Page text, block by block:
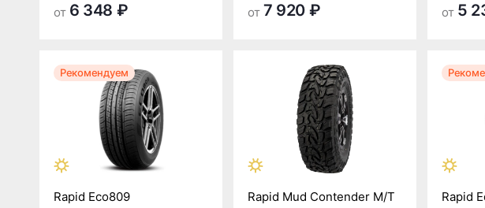
от 6 348 ₽ от 7 920 ₽ от 5
Рекомендуем
Rapid Eco809 Rapid Mud Contender M/T Rapid